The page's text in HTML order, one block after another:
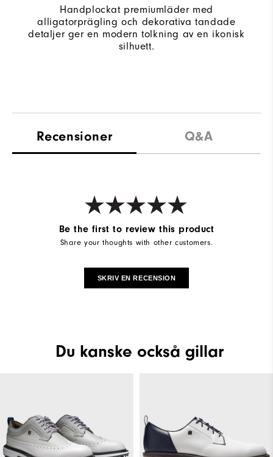
Handplockat premiumläder med
alligatorprägling och dekorativa tandade
detaljer ger en modern tolkning av en ikonisk
silhuett.
Recensioner Q&A
Be the first to review this product
Share your thoughts with other customers.
SKRIV EN RECENSION
Du kanske också gillar